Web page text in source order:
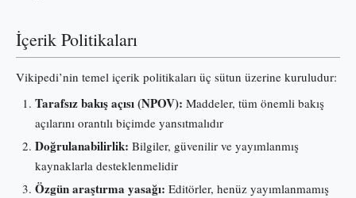
İçerik Politikaları
Vikipedi’nin temel içerik politikaları üç sütun üzerine kuruludur:
Tarafsız bakış açısı (NPOV): Maddeler, tüm önemli bakış
açılarını orantılı biçimde yansıtmalıdır
Doğrulanabilirlik: Bilgiler, güvenilir ve yayımlanmış
kaynaklarla desteklenmelidir
Özgün araştırma yasağı: Editörler, henüz yayımlanmamış